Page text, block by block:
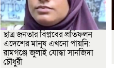
ছাত্র জনতার বিপ্লবের প্রতিফলন
এদেশের মানুষ এখনো পায়নি:
রামগঞ্জে জুলাই যোদ্ধা সানজিদা
চৌধুরী